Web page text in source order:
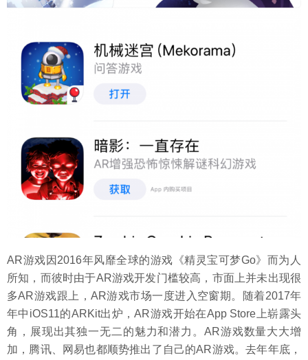
AR游戏因2016年风靡全球的游戏《精灵宝可梦Go》而为人
所知，而彼时由于AR游戏开发门槛较高，市面上并未出现很
多AR游戏跟上，AR游戏市场一度进入空窗期。随着2017年
年中iOS11的ARKit出炉，AR游戏开始在App Store上崭露头
角，展现出其独一无二的魅力和潜力。AR游戏数量大大增
加，腾讯、网易也都顺势推出了自己的AR游戏。去年年底，